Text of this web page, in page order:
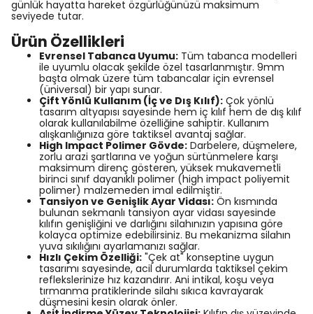
günlük hayatta hareket özgürlüğünüzü maksimum
seviyede tutar.
Ürün Özellikleri
Evrensel Tabanca Uyumu: Tüm tabanca modelleri
ile uyumlu olacak şekilde özel tasarlanmıştır. 9mm
başta olmak üzere tüm tabancalar için evrensel
(üniversal) bir yapı sunar.
Çift Yönlü Kullanım (İç ve Dış Kılıf): Çok yönlü
tasarım altyapısı sayesinde hem iç kılıf hem de dış kılıf
olarak kullanılabilme özelliğine sahiptir. Kullanım
alışkanlığınıza göre taktiksel avantaj sağlar.
High Impact Polimer Gövde: Darbelere, düşmelere,
zorlu arazi şartlarına ve yoğun sürtünmelere karşı
maksimum direnç gösteren, yüksek mukavemetli
birinci sınıf dayanıklı polimer (high impact poliyemit
polimer) malzemeden imal edilmiştir.
Tansiyon ve Genişlik Ayar Vidası: Ön kısmında
bulunan sekmanlı tansiyon ayar vidası sayesinde
kılıfın genişliğini ve darlığını silahınızın yapısına göre
kolayca optimize edebilirsiniz. Bu mekanizma silahın
yuva sıkılığını ayarlamanızı sağlar.
Hızlı Çekim Özelliği: "Çek at" konseptine uygun
tasarımı sayesinde, acil durumlarda taktiksel çekim
reflekslerinize hız kazandırır. Ani intikal, koşu veya
tırmanma pratiklerinde silahı sıkıca kavrayarak
düşmesini kesin olarak önler.